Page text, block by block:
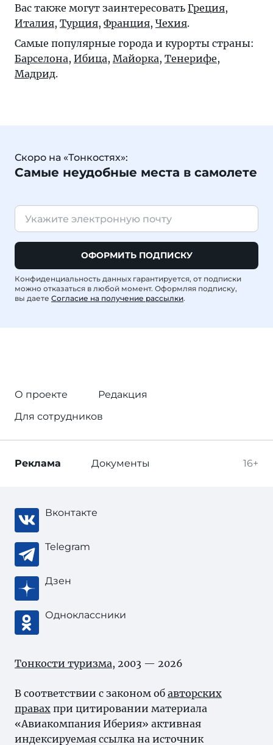
Вас также могут заинтересовать Греция,
Италия, Турция, Франция, Чехия.
Самые популярные города и курорты страны:
Барселона, Ибица, Майорка, Тенерифе,
Мадрид.
Скоро на «Тонкостях»:
Самые неудобные места в самолете
ОФОРМИТЬ ПОДПИСКУ
Конфиденциальность данных гарантируется, от подписки
можно отказаться в любой момент. Оформляя подписку,
вы даете Согласие на получение рассылки.
О проекте
Редакция
Для сотрудников
16+
Реклама Документы
Вконтакте
Telegram
Дзен
Одноклассники
Тонкости туризма, 2003 — 2026
В соответствии с законом об авторских
правах при цитировании материала
«Авиакомпания Иберия» активная
индексируемая ссылка на источник